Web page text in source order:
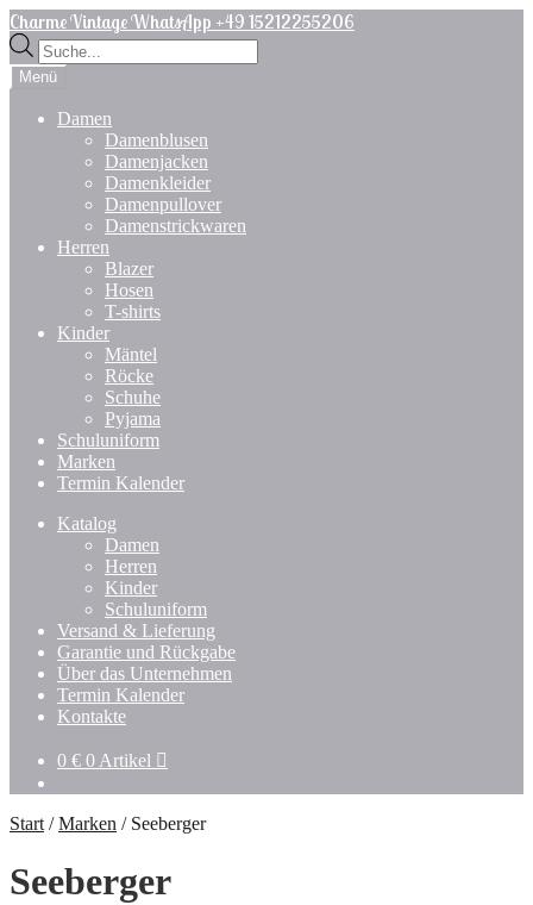
Zur
Navigation
springen
Zum
Inhalt
springen
Charme Vintage WhatsApp +49 15212255206
Products
search
Menü
Damen
Damenblusen
Damenjacken
Damenkleider
Damenpullover
Damenstrickwaren
Herren
Blazer
Hosen
T-shirts
Kinder
Mäntel
Röcke
Schuhe
Pyjama
Schuluniform
Marken
Termin Kalender
Katalog
Damen
Herren
Kinder
Schuluniform
Versand & Lieferung
Garantie und Rückgabe
Über das Unternehmen
Termin Kalender
Kontakte
0 € 0 Artikel
Start /Marken / Seeberger
Seeberger